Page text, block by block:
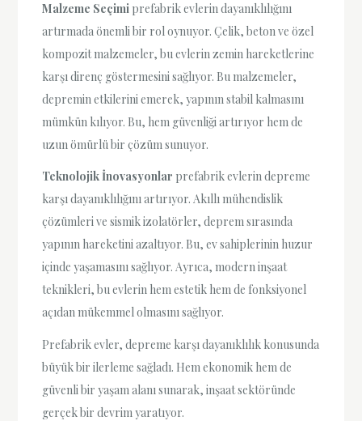
Malzeme Seçimi prefabrik evlerin dayanıklılığını
artırmada önemli bir rol oynuyor. Çelik, beton ve özel
kompozit malzemeler, bu evlerin zemin hareketlerine
karşı direnç göstermesini sağlıyor. Bu malzemeler,
depremin etkilerini emerek, yapının stabil kalmasını
mümkün kılıyor. Bu, hem güvenliği artırıyor hem de
uzun ömürlü bir çözüm sunuyor.
Teknolojik İnovasyonlar prefabrik evlerin depreme
karşı dayanıklılığını artırıyor. Akıllı mühendislik
çözümleri ve sismik izolatörler, deprem sırasında
yapının hareketini azaltıyor. Bu, ev sahiplerinin huzur
içinde yaşamasını sağlıyor. Ayrıca, modern inşaat
teknikleri, bu evlerin hem estetik hem de fonksiyonel
açıdan mükemmel olmasını sağlıyor.
Prefabrik evler, depreme karşı dayanıklılık konusunda
büyük bir ilerleme sağladı. Hem ekonomik hem de
güvenli bir yaşam alanı sunarak, inşaat sektöründe
gerçek bir devrim yaratıyor.